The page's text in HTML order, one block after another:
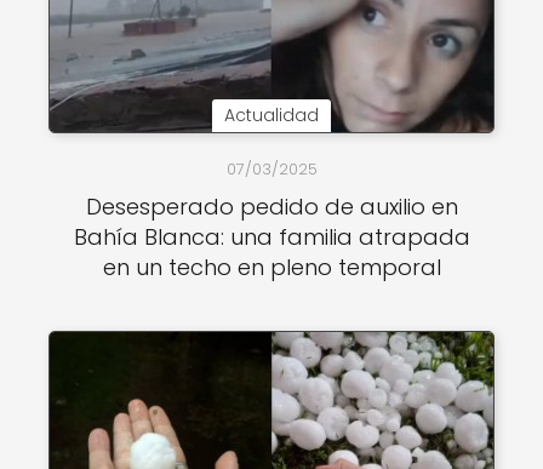
Actualidad
07/03/2025
Desesperado pedido de auxilio en
Bahía Blanca: una familia atrapada
en un techo en pleno temporal